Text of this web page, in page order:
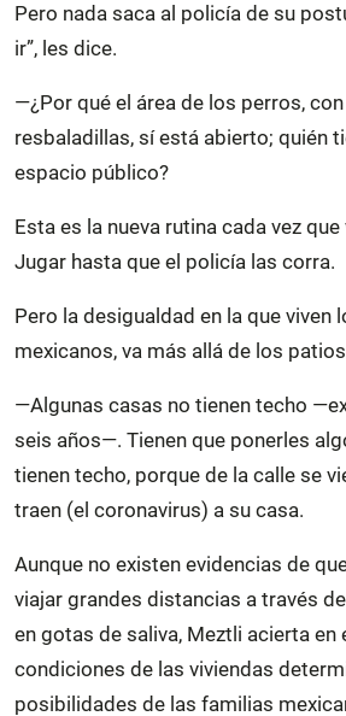
Pero nada saca al policía de su
ir”, les dice.
—¿Por qué el área de los perros,
resbaladillas, sí está abierto; quién
espacio público?
Esta es la nueva rutina cada vez que
Jugar hasta que el policía las corra.
Pero la desigualdad en la que viven
mexicanos, va más allá de los
—Algunas casas no tienen techo
seis años—. Tienen que ponerles
tienen techo, porque de la calle se
traen (el coronavirus) a su casa.
Aunque no existen evidencias de
viajar grandes distancias a través
en gotas de saliva, Meztli acierta en
condiciones de las viviendas
posibilidades de las familias